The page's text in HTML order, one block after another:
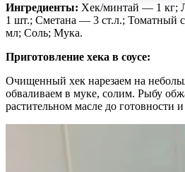
Ингредиенты: Хек/минтай — 1
1 шт.; Сметана — 3 ст.л.; Томатный
мл; Соль; Мука.
Приготовление хека в соусе:
Очищенный хек нарезаем на
обваливаем в муке, солим. Рыбу
растительном масле до готовности